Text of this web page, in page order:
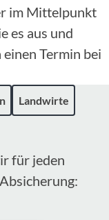
im Mittelpunkt
es aus und
Termin bei
Landwirte
für jeden